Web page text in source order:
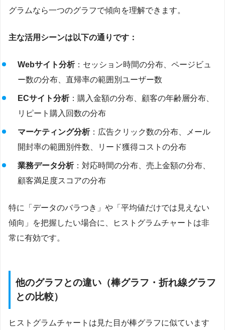
グラムなら一つのグラフで傾向を理解できます。
主な活用シーンは以下の通りです：
Webサイト分析：セッション時間の分布、ページビュ
ー数の分布、直帰率の範囲別ユーザー数
ECサイト分析：購入金額の分布、顧客の年齢層分布、
リピート購入回数の分布
マーケティング分析：広告クリック数の分布、メール
開封率の範囲別件数、リード獲得コストの分布
業務データ分析：対応時間の分布、売上金額の分布、
顧客満足度スコアの分布
特に「データのバラつき」や「平均値だけでは見えない
傾向」を把握したい場合に、ヒストグラムチャートは非
常に有効です。
他のグラフとの違い（棒グラフ・折れ線グラフ
との比較）
ヒストグラムチャートは見た目が棒グラフに似ています